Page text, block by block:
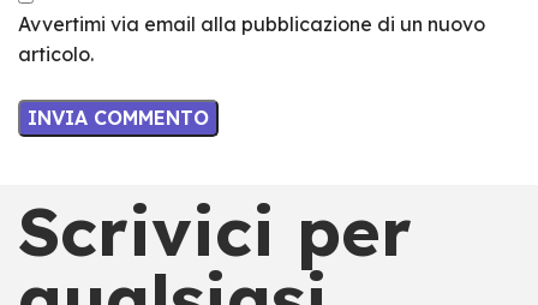
Avvertimi via email alla pubblicazione di un nuovo
articolo.
Scrivici per